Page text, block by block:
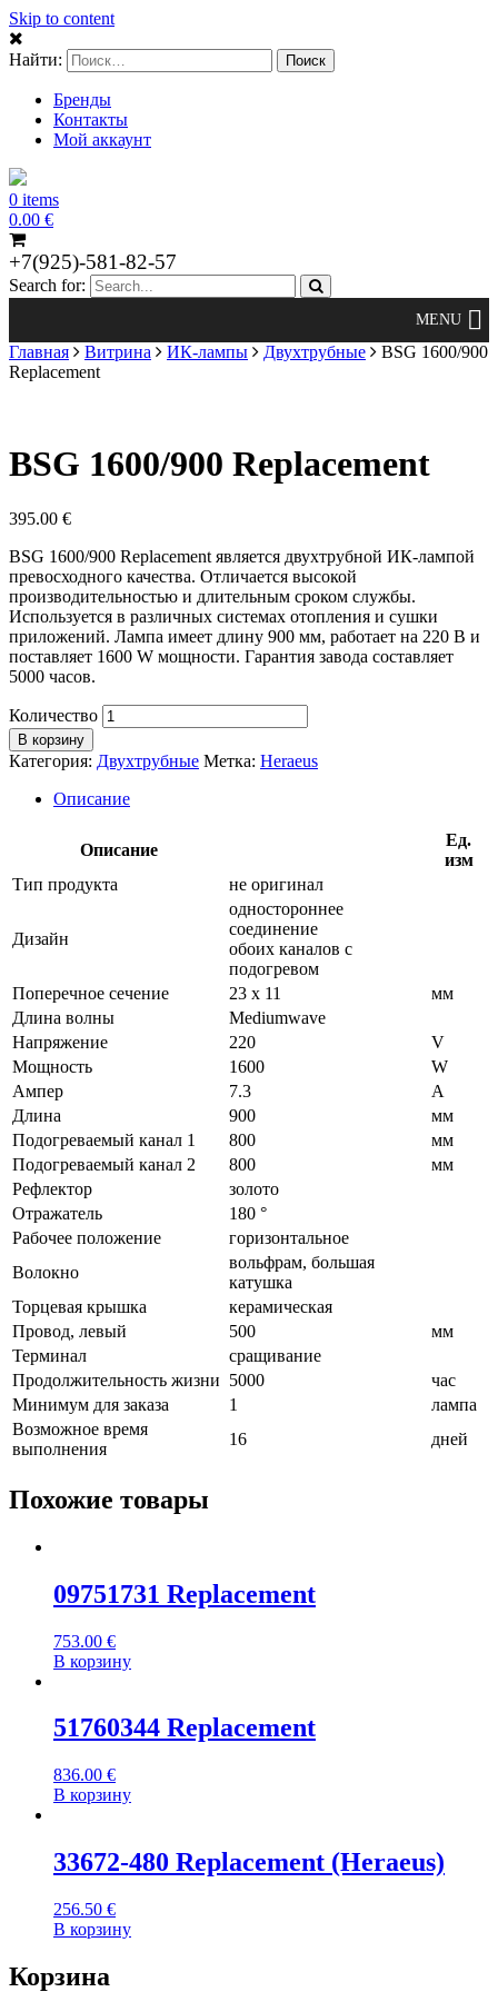
Skip to content
Найти:
Бренды
Контакты
Мой аккаунт
0 items
0.00 €
+7(925)-581-82-57
Search for:
Главная Витрина ИК-лампы Двухтрубные
BSG 1600/900
Replacement
BSG 1600/900 Replacement
395.00 €
BSG 1600/900 Replacement является двухтрубной ИК-лампой
превосходного качества. Отличается высокой
производительностью и длительным сроком службы.
Используется в различных системах отопления и сушки
приложений. Лампа имеет длину 900 мм, работает на 220 В и
поставляет 1600 W мощности. Гарантия завода составляет
5000 часов.
Количество
В корзину
Категория: Двухтрубные Метка: Heraeus
Описание
Описание
Ед.
изм
Тип продукта
не оригинал
Дизайн
одностороннее
соединение
обоих каналов с
подогревом
Поперечное сечение
23 х 11
мм
Длина волны
Mediumwave
Напряжение
220
V
Мощность
1600
W
Ампер
7.3
A
Длина
900
мм
Подогреваемый канал 1
800
мм
Подогреваемый канал 2
800
мм
Рефлектор
золото
Отражатель
180 °
Рабочее положение
горизонтальное
Волокно
вольфрам, большая
катушка
Торцевая крышка
керамическая
Провод, левый
500
мм
Терминал
сращивание
Продолжительность жизни 5000
час
Минимум для заказа
1
лампа
Возможное время
выполнения
16 дней
Похожие товары
09751731 Replacement
753.00 €
В корзину
51760344 Replacement
836.00 €
В корзину
33672-480 Replacement (Heraeus)
256.50 €
В корзину
Корзина